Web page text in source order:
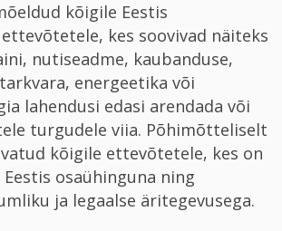
kõigile Eestis
kes soovivad näiteks
nutiseadme, kaubanduse,
energeetika või
lahendusi edasi arendada või
turgudele viia. Põhimõtteliselt
kõigile ettevõtetele, kes on
osaühinguna ning
ja legaalse äritegevusega.